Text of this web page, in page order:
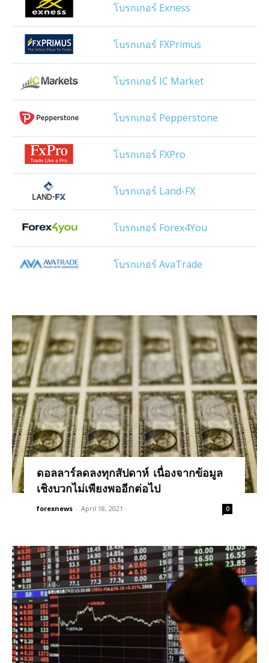
โบรกเกอร์ Exness
โบรกเกอร์ FXPrimus
โบรกเกอร์ IC Market
โบรกเกอร์ Pepperstone
โบรกเกอร์ FXPro
โบรกเกอร์ Land-FX
โบรกเกอร์ Forex4You
โบรกเกอร์ AvaTrade
ดอลลาร์ลดลงทุกสัปดาห์ เนื่องจากข้อมูล
เชิงบวกไม่เพียงพออีกต่อไป
forexnews - April 18, 2021 0